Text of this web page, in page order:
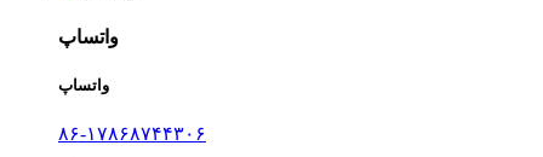
واتساپ
واتساپ
۸۶-۱۷۸۶۸۷۴۴۳۰۶